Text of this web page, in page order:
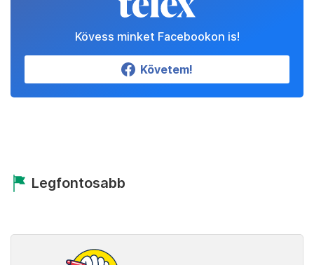
Kövess minket Facebookon is!
Követem!
Legfontosabb